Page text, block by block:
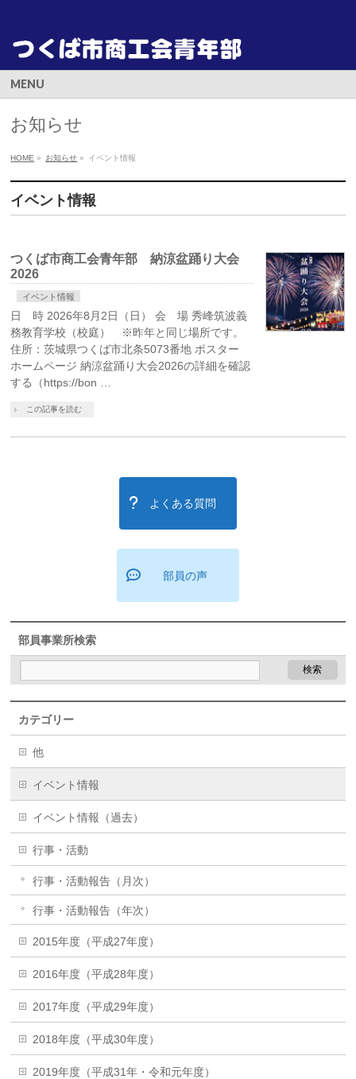
MENU
お知らせ
HOME » お知らせ » イベント情報
イベント情報
つくば市商工会青年部 納涼盆踊り大会
2026
イベント情報
日 時 2026年8月2日（日） 会 場 秀峰筑波義
務教育学校（校庭） ※昨年と同じ場所です。
住所：茨城県つくば市北条5073番地 ポスター
ホームページ 納涼盆踊り大会2026の詳細を確認
する（https://bon …
この記事を読む
よくある質問
部員の声
部員事業所検索
カテゴリー
他
イベント情報
イベント情報（過去）
行事・活動
行事・活動報告（月次）
行事・活動報告（年次）
2015年度（平成27年度）
2016年度（平成28年度）
2017年度（平成29年度）
2018年度（平成30年度）
2019年度（平成31年・令和元年度）